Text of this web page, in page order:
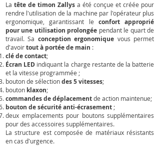
La tête de timon Zallys a été conçue et créée pour
rendre l'utilisation de la machine par l'opérateur plus
ergonomique, garantissant le confort approprié
pour une utilisation prolongée pendant le quart de
travail. Sa conception ergonomique vous permet
d'avoirtout à portée de main :
clé de contact;
Écran LED indiquant la charge restante de la batterie
et la vitesse programmée ;
bouton de sélectiondes 5 vitesses;
bouton klaxon;
commandes de déplacementde action maintenue;
bouton de sécurité anti-écrasement ;
deux emplacements pour boutons supplémentaires
pour des accessoires supplémentaires.
La structure est composée de matériaux résistants
en cas d'urgence.